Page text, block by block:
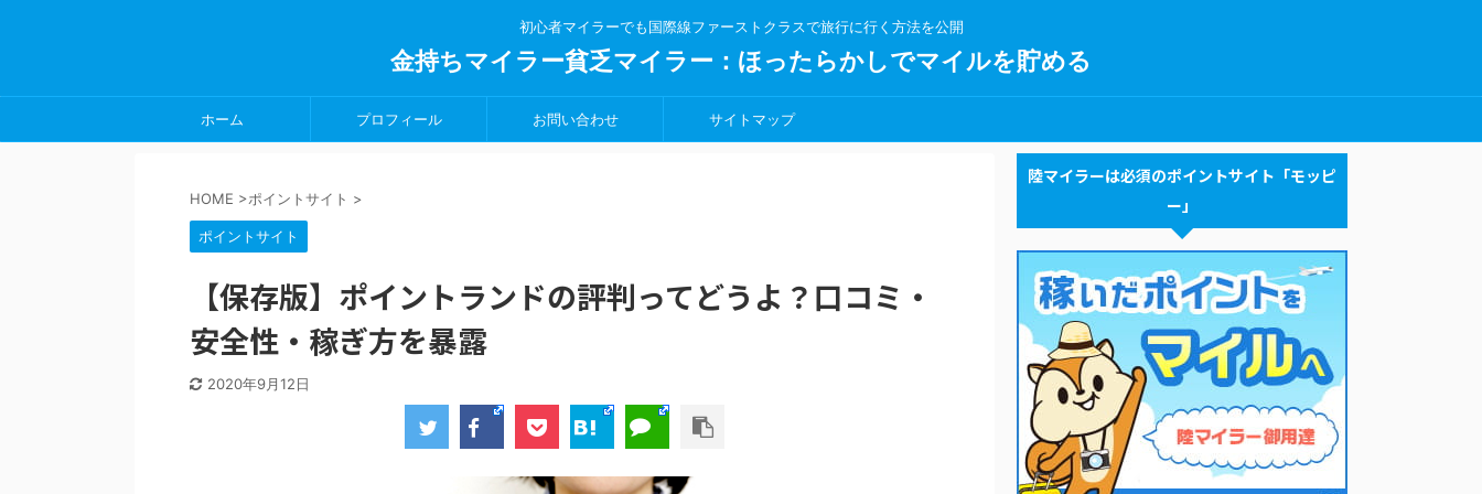
初心者マイラーでも国際線ファーストクラスで旅行に行く方法を公開
金持ちマイラー貧乏マイラー：ほったらかしでマイルを貯める
ホーム プロフィール お問い合わせ サイトマップ
HOME >ポイントサイト >
ポイントサイト
【保存版】ポイントランドの評判ってどうよ？口コミ・
安全性・稼ぎ方を暴露
2020年9月12日
陸マイラーは必須のポイントサイト「モッピ
ー」